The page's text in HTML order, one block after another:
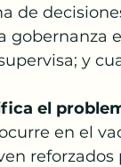
de
gobernanza
y
el